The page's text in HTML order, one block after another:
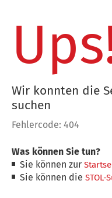
Wir konnten die
suchen
Fehlercode: 404
Was können Sie tun?
Sie können zur
Sie können dieSTOL-